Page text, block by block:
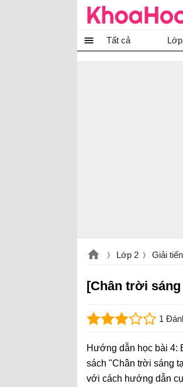
Tất cả
Lớp 2 Giải
[Chân trời
1
Hướng dẫn học bài 4:
sách "Chân trời sáng
với cách hướng dẫn